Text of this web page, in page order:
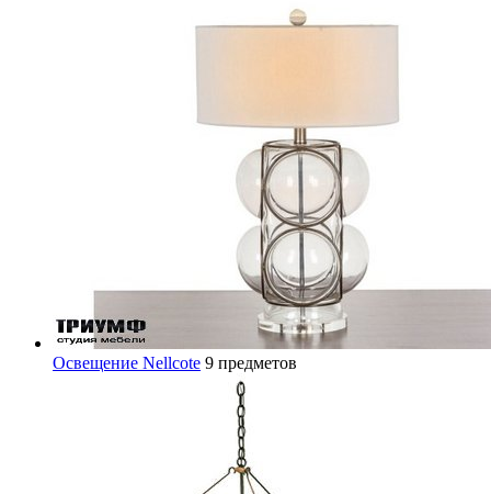
Освещение Nellcote 9 предметов